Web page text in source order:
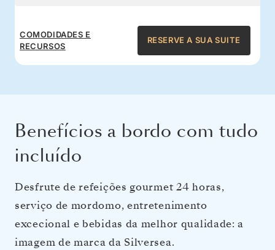
COMODIDADES E
RECURSOS
RESERVE A SUA SUITE
Benefícios a bordo com tudo
incluído
Desfrute de refeições gourmet 24 horas,
serviço de mordomo, entretenimento
excecional e bebidas da melhor qualidade: a
imagem de marca da Silversea.